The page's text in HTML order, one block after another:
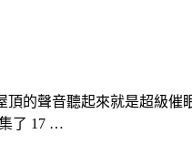
的聲音聽起來就是超級
了 17 …